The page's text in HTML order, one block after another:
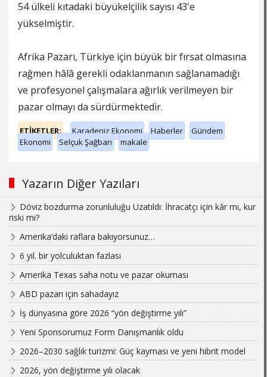
54 ülkeli kıtadaki büyükelçilik sayısı 43'e
yükselmiştir.
Afrika Pazarı, Türkiye için büyük bir fırsat olmasına
rağmen hâlâ gerekli odaklanmanın sağlanamadığı
ve profesyonel çalışmalara ağırlık verilmeyen bir
pazar olmayı da sürdürmektedir.
ETİKETLER; Karadeniz Ekonomi Haberler
Gündem
Ekonomi
Selçuk Şağban makale
Yazarın Diğer Yazıları
Döviz bozdurma zorunluluğu Uzatıldı: İhracatçı için kâr mı, kur
riski mi?
Amerika’daki raflara bakıyorsunuz…
6 yıl. bir yolculuktan fazlası
Amerika Texas saha notu ve pazar okuması
ABD pazarı için sahadayız
İş dünyasına göre 2026 “yön değiştirme yılı”
Yeni Sponsorumuz Form Danışmanlık oldu
2026–2030 sağlık turizmi: Güç kayması ve yeni hibrit model
2026, yön değiştirme yılı olacak